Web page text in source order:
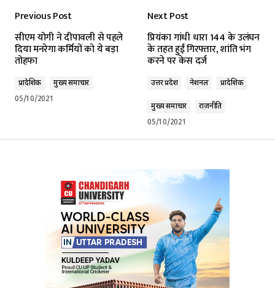
Previous Post
सीएम योगी ने दीपावली से पहले
दिया मनरेगा कर्मियों को ये बड़ा
तोहफा
प्रादेशिक
मुख्य समाचार
05/10/2021
Next Post
प्रियंका गांधी धारा 144 के उलंघन
के तहत हुईं गिरफ्तार, शांति भंग
करने पर केस दर्ज
उत्तर प्रदेश नेशनल प्रादेशिक
मुख्य समाचार
राजनीति
05/10/2021